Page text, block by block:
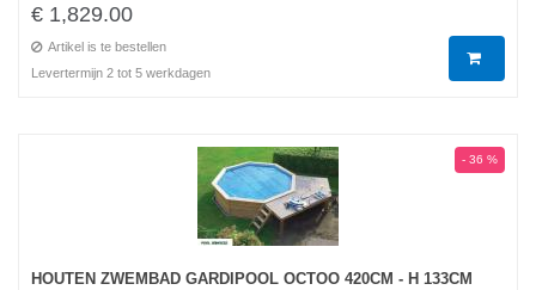
€ 1,829.00
Artikel is te bestellen
Levertermijn 2 tot 5 werkdagen
- 36 %
HOUTEN ZWEMBAD GARDIPOOL OCTOO 420CM - H 133CM